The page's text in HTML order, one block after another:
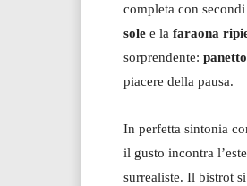
completa con
sole e la faraona
sorprendente:
piacere della pausa.
In perfetta sintonia
il gusto incontra
surrealiste. Il bistrot